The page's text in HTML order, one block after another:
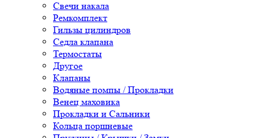
Свечи накала
Ремкомплект
Гильзы цилиндров
Седла клапана
Термостаты
Другое
Клапаны
Водяные помпы / Прокладки
Венец маховика
Прокладки и Сальники
Кольца поршневые